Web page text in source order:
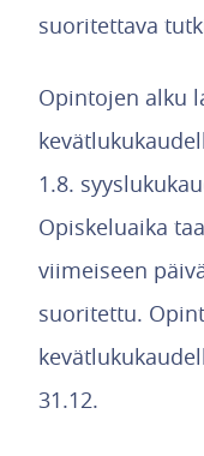
suoritettava
Opintojen alku
1.8.
Opiskeluaika
viimeiseen
suoritettu.
31.12.